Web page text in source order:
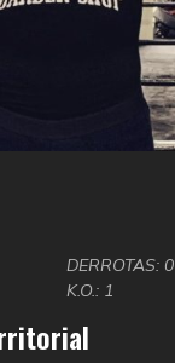
DERROTAS: 0
K.O.: 1